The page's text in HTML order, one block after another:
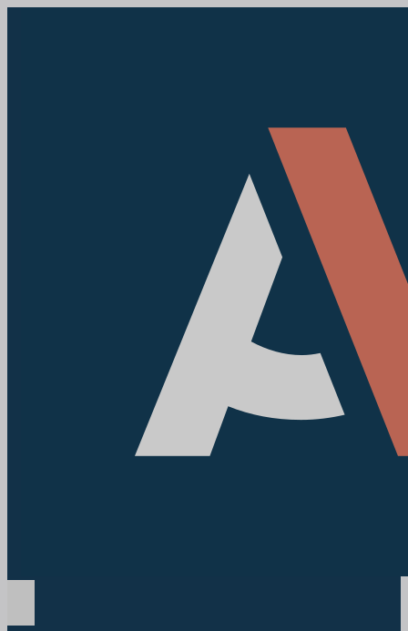
navigation